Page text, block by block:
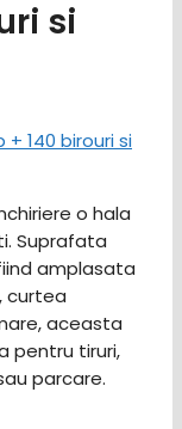
si
o hala
Suprafata
amplasata
curtea
aceasta
pentru tiruri,
parcare.